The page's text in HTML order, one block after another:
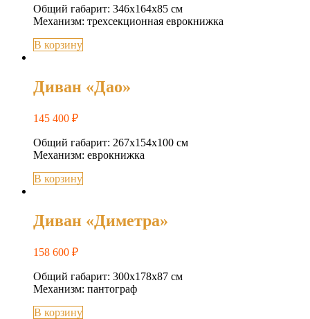
Общий габарит: 346х164х85 см
Механизм: трехсекционная еврокнижка
В корзину
Диван «Дао»
145 400 ₽
Общий габарит: 267х154х100 см
Механизм: еврокнижка
В корзину
Диван «Диметра»
158 600 ₽
Общий габарит: 300x178x87 см
Механизм: пантограф
В корзину